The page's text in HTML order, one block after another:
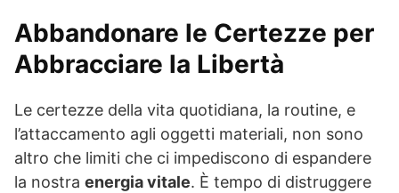
Abbandonare le Certezze per
Abbracciare la Libertà
Le certezze della vita quotidiana, la routine, e
l’attaccamento agli oggetti materiali, non sono
altro che limiti che ci impediscono di espandere
la nostra energia vitale. È tempo di distruggere